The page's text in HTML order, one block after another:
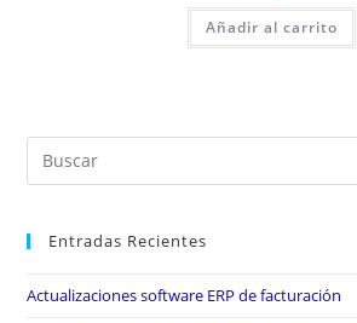
Añadir al carrito
Entradas Recientes
Actualizaciones software ERP de facturación